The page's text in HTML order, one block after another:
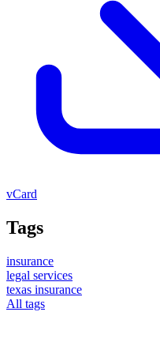
vCard
Tags
insurance
legal services
texas insurance
All tags